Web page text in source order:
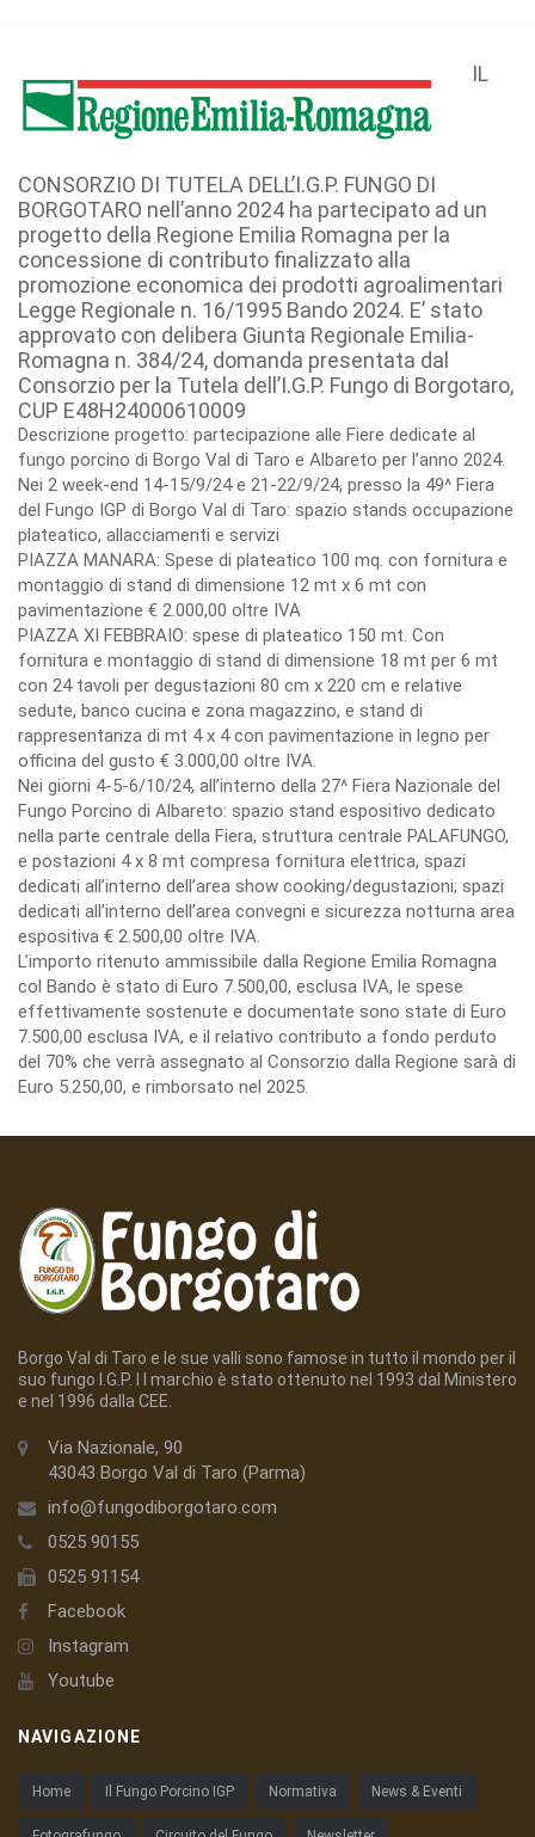
IL
CONSORZIO DI TUTELA DELL’I.G.P. FUNGO DI
BORGOTARO nell’anno 2024 ha partecipato ad un
progetto della Regione Emilia Romagna per la
concessione di contributo finalizzato alla
promozione economica dei prodotti agroalimentari
Legge Regionale n. 16/1995 Bando 2024. E’ stato
approvato con delibera Giunta Regionale Emilia-
Romagna n. 384/24, domanda presentata dal
Consorzio per la Tutela dell’I.G.P. Fungo di Borgotaro,
CUP E48H24000610009
Descrizione progetto: partecipazione alle Fiere dedicate al
fungo porcino di Borgo Val di Taro e Albareto per l’anno 2024.
Nei 2 week-end 14-15/9/24 e 21-22/9/24, presso la 49^ Fiera
del Fungo IGP di Borgo Val di Taro: spazio stands occupazione
plateatico, allacciamenti e servizi
PIAZZA MANARA: Spese di plateatico 100 mq. con fornitura e
montaggio di stand di dimensione 12 mt x 6 mt con
pavimentazione € 2.000,00 oltre IVA
PIAZZA XI FEBBRAIO: spese di plateatico 150 mt. Con
fornitura e montaggio di stand di dimensione 18 mt per 6 mt
con 24 tavoli per degustazioni 80 cm x 220 cm e relative
sedute, banco cucina e zona magazzino, e stand di
rappresentanza di mt 4 x 4 con pavimentazione in legno per
officina del gusto € 3.000,00 oltre IVA.
Nei giorni 4-5-6/10/24, all’interno della 27^ Fiera Nazionale del
Fungo Porcino di Albareto: spazio stand espositivo dedicato
nella parte centrale della Fiera, struttura centrale PALAFUNGO,
e postazioni 4 x 8 mt compresa fornitura elettrica, spazi
dedicati all’interno dell’area show cooking/degustazioni; spazi
dedicati all’interno dell’area convegni e sicurezza notturna area
espositiva € 2.500,00 oltre IVA.
L’importo ritenuto ammissibile dalla Regione Emilia Romagna
col Bando è stato di Euro 7.500,00, esclusa IVA, le spese
effettivamente sostenute e documentate sono state di Euro
7.500,00 esclusa IVA, e il relativo contributo a fondo perduto
del 70% che verrà assegnato al Consorzio dalla Regione sarà di
Euro 5.250,00, e rimborsato nel 2025.
Borgo Val di Taro e le sue valli sono famose in tutto il mondo per il
suo fungo I.G.P. I l marchio è stato ottenuto nel 1993 dal Ministero
e nel 1996 dalla CEE.
Via Nazionale, 90
43043 Borgo Val di Taro (Parma)
info@fungodiborgotaro.com
0525 90155
0525 91154
Facebook
Instagram
Youtube
NAVIGAZIONE
Home Il Fungo Porcino IGP Normativa News & Eventi